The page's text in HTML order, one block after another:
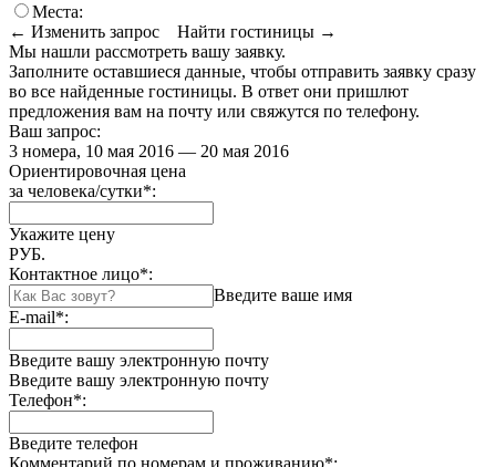
Места:
← Изменить запрос
Найти гостиницы →
Мы нашли рассмотреть вашу заявку.
Заполните оставшиеся данные, чтобы отправить заявку сразу
во все найденные гостиницы. В ответ они пришлют
предложения вам на почту или свяжутся по телефону.
Ваш запрос:
3 номера, 10 мая 2016 — 20 мая 2016
Ориентировочная цена
за человека/сутки*:
Укажите цену
РУБ.
Контактное лицо*:
Введите ваше имя
E-mail*:
Введите вашу электронную почту
Введите вашу электронную почту
Телефон*:
Введите телефон
Комментарий по номерам и проживанию*: